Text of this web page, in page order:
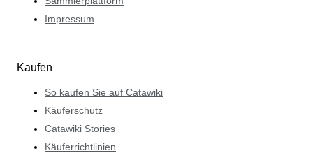
Impressum
Kaufen
So kaufen Sie auf Catawiki
Käuferschutz
Catawiki Stories
Käuferrichtlinien